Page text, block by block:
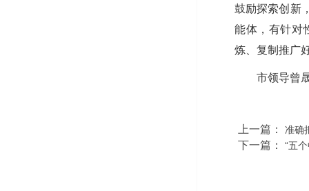
鼓励探索创新
能体，有针对
炼、复制推广
市领导曾
上一篇： 准确
下一篇： “五